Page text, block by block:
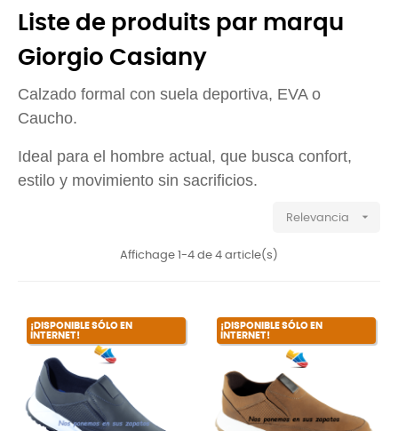
Liste de produits par marqu
Giorgio Casiany
Calzado formal con suela deportiva, EVA o
Caucho.
Ideal para el hombre actual, que busca confort,
estilo y movimiento sin sacrificios.
Relevancia 
Affichage 1-4 de 4 article(s)
¡DISPONIBLE SÓLO EN
INTERNET!
¡DISPONIBLE SÓLO EN
INTERNET!